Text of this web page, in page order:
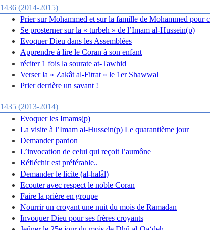
1436 (2014-2015)
Prier sur Mohammed et sur la famille de Mohammed pour
Se prosterner sur la « turbeh » de l’Imam al-Hussein(p)
Evoquer Dieu dans les Assemblées
Apprendre à lire le Coran à son enfant
réciter 1 fois la sourate at-Tawhid
Verser la « Zakât al-Fitrat » le 1er Shawwal
Prier derrière un savant !
1435 (2013-2014)
Evoquer les Imams(p)
La visite à l’Imam al-Hussein(p) Le quarantième jour
Demander pardon
L’invocation de celui qui reçoit l’aumône
Réfléchir est préférable..
Demander le licite (al-halâl)
Ecouter avec respect le noble Coran
Faire la prière en groupe
Nourrir un croyant une nuit du mois de Ramadan
Invoquer Dieu pour ses frères croyants